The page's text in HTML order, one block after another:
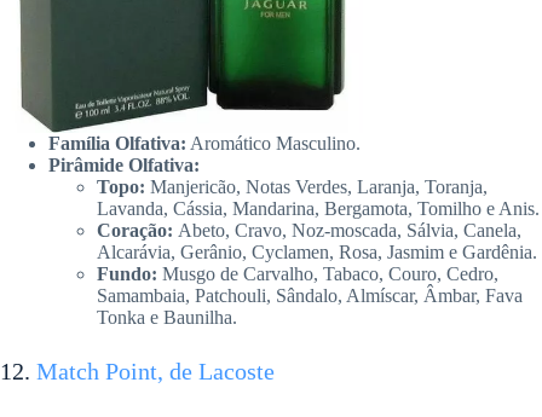
Família Olfativa: Aromático Masculino.
Pirâmide Olfativa:
Topo: Manjericão, Notas Verdes, Laranja, Toranja,
Lavanda, Cássia, Mandarina, Bergamota, Tomilho e Anis.
Coração: Abeto, Cravo, Noz-moscada, Sálvia, Canela,
Alcarávia, Gerânio, Cyclamen, Rosa, Jasmim e Gardênia.
Fundo: Musgo de Carvalho, Tabaco, Couro, Cedro,
Samambaia, Patchouli, Sândalo, Almíscar, Âmbar, Fava
Tonka e Baunilha.
12. Match Point, de Lacoste